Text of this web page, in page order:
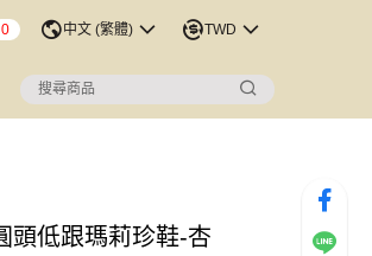
0 中文 (繁體) TWD
頭低跟瑪莉珍鞋-杏